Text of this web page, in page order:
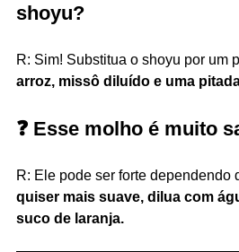
shoyu?
R: Sim! Substitua o shoyu por um
arroz, missô diluído e uma
❓ Esse molho é muito
R: Ele pode ser forte dependendo
quiser mais suave, dilua com
suco de laranja.